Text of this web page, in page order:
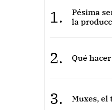
1.
Pésima
la
2. Qué
3. Muxes, el